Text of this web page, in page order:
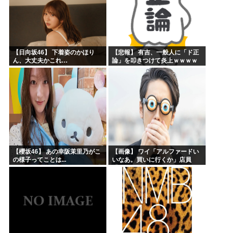
【日向坂46】 下着姿のかほり
ん、大丈夫かこれ…
【悲報】 有吉、一般人に「ド正
論」を叩きつけて炎上ｗｗｗｗ
【櫻坂46】 あの幸阪茉里乃がこ
の様子ってことは...
【画像】 ワイ「アルファードい
いなあ。買いに行くか」店員
「ほいっ見積もりな！」ワイ
「金額おかしくね？」←お前ら
もそう思うよな？？？？？